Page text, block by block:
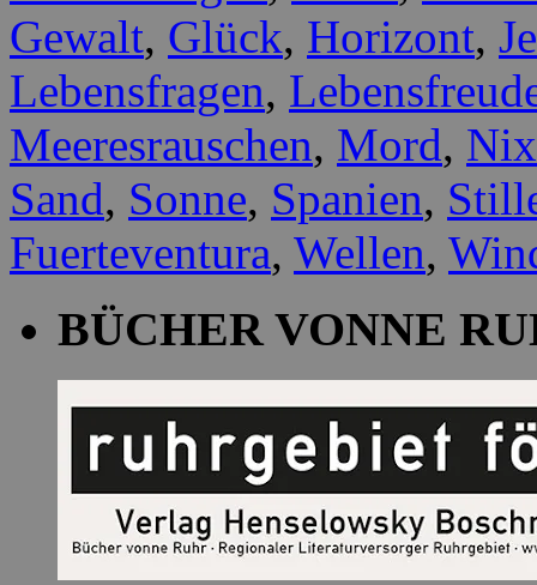
Gewalt, Glück, Horizont,
Lebensfragen,
Meeresrauschen, Mord,
Sand, Sonne, Spanien,
Fuerteventura, Wellen,
BÜCHER VONNE